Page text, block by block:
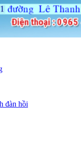
đàn hồi